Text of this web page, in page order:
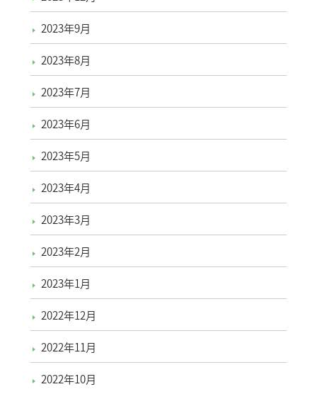
2023年9月
2023年8月
2023年7月
2023年6月
2023年5月
2023年4月
2023年3月
2023年2月
2023年1月
2022年12月
2022年11月
2022年10月